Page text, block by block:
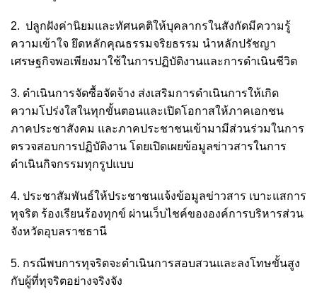
2. ปลูกฝังค่านิยมและทัศนคติให้บุคลากรในสังกัดมีความรู้
ความเข้าใจ ยึดหลักคุณธรรมจริยธรรม นำหลักปรัชญา
เศรษฐกิจพอเพียงมาใช้ในการปฏิบัติงานและการดำเนินชีวิต
3. ดำเนินการจัดซื้อจัดจ้าง ส่งเสริมการดำเนินการให้เกิด
ความโปร่งใสในทุกขั้นตอนและเปิดโอกาสให้ภาคเอกชน
ภาคประชาสังคม และภาคประชาชนเข้ามามีส่วนร่วมในการ
ตรวจสอบการปฏิบัติงาน โดยเปิดเผยข้อมูลข่าวสารในการ
ดำเนินกิจกรรมทุกรูปแบบ
4. ประชาสัมพันธ์ให้ประชาชนแจ้งข้อมูลข่าวสาร เบาะแสการ
ทุจริต ร้องเรียนร้องทุกข์ ผ่านเว็บไชค์ขององค์การบริหารส่วน
จังหวัดอุบลราชธานี
5. กรณีพบการทุจริตจะดำเนินการสอบสวนและลงโทษขั้นสูง
กับผู้ที่ทุจริตอย่างจริงจัง